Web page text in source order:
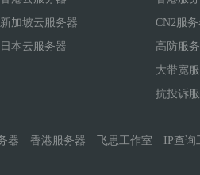
新加坡云服务器
日本云服务器
CN2服
高防服
大带宽
抗投诉
器 香港服务器 飞思工作室 IP查询